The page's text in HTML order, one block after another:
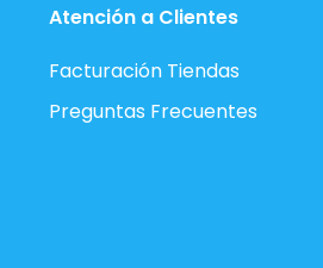
Atención a Clientes
Facturación Tiendas
Preguntas Frecuentes